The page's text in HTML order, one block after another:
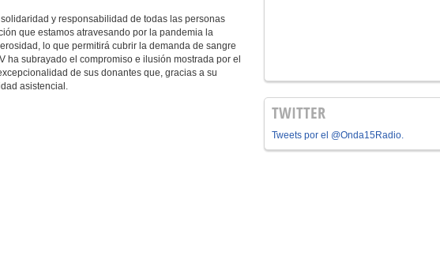
y responsabilidad de todas las personas
que estamos atravesando por la pandemia la
lo que permitirá cubrir la demanda de sangre
ha subrayado el compromiso e ilusión mostrada por el
de sus donantes que, gracias a su
asistencial.
TWITTER
Tweets por el @Onda15Radio.